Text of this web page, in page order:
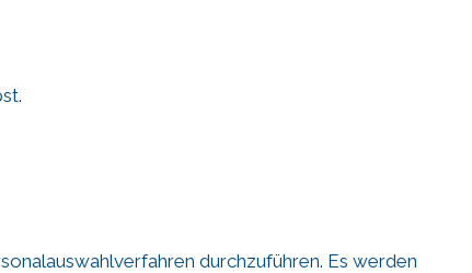
durchzuführen. Es werden